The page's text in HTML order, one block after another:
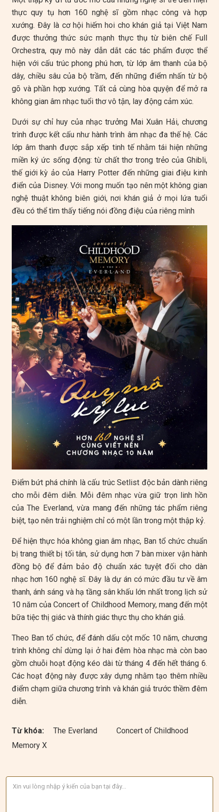
thực quy tụ hơn 160 nghệ sĩ gồm nhạc công và hợp
xướng. Đây là cơ hội hiếm hoi cho khán giả tại Việt Nam
được thưởng thức sức mạnh thực thụ từ biên chế Full
Orchestra, quy mô này dẫn dắt các tác phẩm được thể
hiện với cấu trúc phong phú hơn, từ lớp âm thanh của bộ
dây, chiều sâu của bộ trầm, đến những điểm nhấn từ bộ
gõ và phần hợp xướng. Tất cả cùng hòa quyện để mở ra
không gian âm nhạc tuổi thơ vô tận, lay động cảm xúc.
Dưới sự chỉ huy của nhạc trưởng Mai Xuân Hải, chương
trình được kết cấu như hành trình âm nhạc đa thế hệ. Các
lớp âm thanh được sắp xếp tinh tế nhằm tái hiện những
miền ký ức sống động: từ chất thơ trong trẻo của Ghibli,
thế giới kỳ ảo của Harry Potter đến những giai điệu kinh
điển của Disney. Với mong muốn tạo nên một không gian
nghệ thuật không biên giới, nơi khán giả ở mọi lứa tuổi
đều có thể tìm thấy tiếng nói đồng điệu của riêng mình
Điểm bứt phá chính là cấu trúc Setlist độc bản dành riêng
cho mỗi đêm diễn. Mỗi đêm nhạc vừa giữ trọn linh hồn
của The Everland, vừa mang đến những tác phẩm riêng
biệt, tạo nên trải nghiệm chỉ có một lần trong một thập kỷ.
Để hiện thực hóa không gian âm nhạc, Ban tổ chức chuẩn
bị trang thiết bị tối tân, sử dụng hơn 7 bàn mixer vận hành
đồng bộ để đảm bảo độ chuẩn xác tuyệt đối cho dàn
nhạc hơn 160 nghệ sĩ. Đây là dự án có mức đầu tư về âm
thanh, ánh sáng và hạ tầng sân khấu lớn nhất trong lịch sử
10 năm của Concert of Childhood Memory, mang đến một
bữa tiệc thị giác và thính giác thực thụ cho khán giả.
Theo Ban tổ chức, để đánh dấu cột mốc 10 năm, chương
trình không chỉ dừng lại ở hai đêm hòa nhạc mà còn bao
gồm chuỗi hoạt động kéo dài từ tháng 4 đến hết tháng 6.
Các hoạt động này được xây dựng nhằm tạo thêm nhiều
điểm chạm giữa chương trình và khán giả trước thềm đêm
diễn.
Từ khóa: The Everland
Concert of Childhood
Memory X